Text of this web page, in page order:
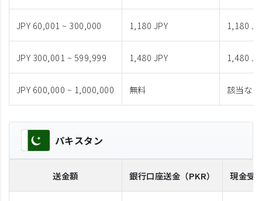
JPY 60,001 ~ 300,000 1,180 JPY 1,180
JPY 300,001 ~ 599,999 1,480 JPY 1,480
JPY 600,000 ~ 1,000,000 無料 該当なし
パキスタン
送金額 銀行口座送金 （PKR） 現金受